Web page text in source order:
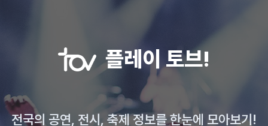
플레이 토브!
전국의 공연, 전시, 축제 정보를 한눈에 모아보기!